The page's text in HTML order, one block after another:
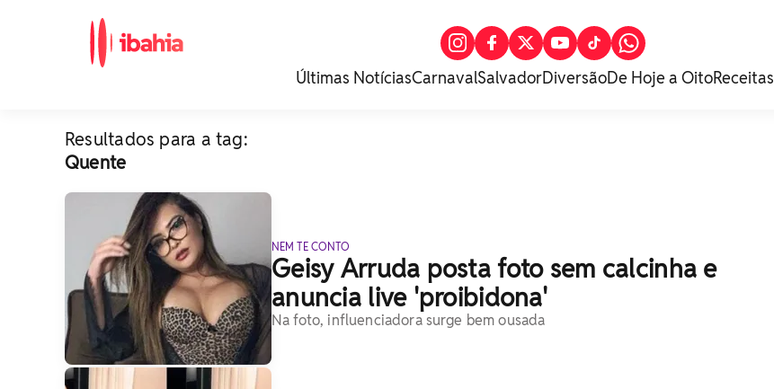
Últimas NotíciasCarnavalSalvadorDiversãoDe Hoje a OitoReceitas
Resultados para a tag:
Quente
NEM TE CONTO
Geisy Arruda posta foto sem calcinha e
anuncia live 'proibidona'
Na foto, influenciadora surge bem ousada